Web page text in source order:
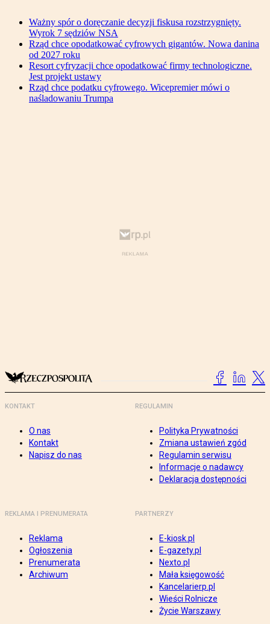
Ważny spór o doręczanie decyzji fiskusa rozstrzygnięty.
Wyrok 7 sędziów NSA
Rząd chce opodatkować cyfrowych gigantów. Nowa danina
od 2027 roku
Resort cyfryzacji chce opodatkować firmy technologiczne.
Jest projekt ustawy
Rząd chce podatku cyfrowego. Wicepremier mówi o
naśladowaniu Trumpa
KONTAKT
O nas
Kontakt
Napisz do nas
REGULAMIN
Polityka Prywatności
Zmiana ustawień zgód
Regulamin serwisu
Informacje o nadawcy
Deklaracja dostępności
REKLAMA I PRENUMERATA
Reklama
Ogłoszenia
Prenumerata
Archiwum
PARTNERZY
E-kiosk.pl
E-gazety.pl
Nexto.pl
Mała księgowość
Kancelarierp.pl
Wieści Rolnicze
Życie Warszawy